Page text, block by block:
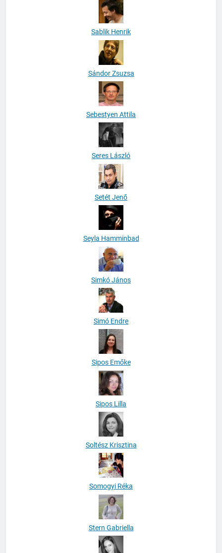
Sablik Henrik
Sándor Zsuzsa
Sebestyen Attila
Seres László
Setét Jenő
Seyla Hamminbad
Simkó János
Simó Endre
Sipos Emőke
Sipos Lilla
Soltész Krisztina
Somogyi Réka
Stern Gabriella